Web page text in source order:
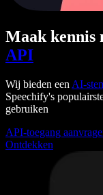
Maak kennis
API
Wij bieden een AI-
Speechify's
gebruiken
API-toegang
Ontdekken